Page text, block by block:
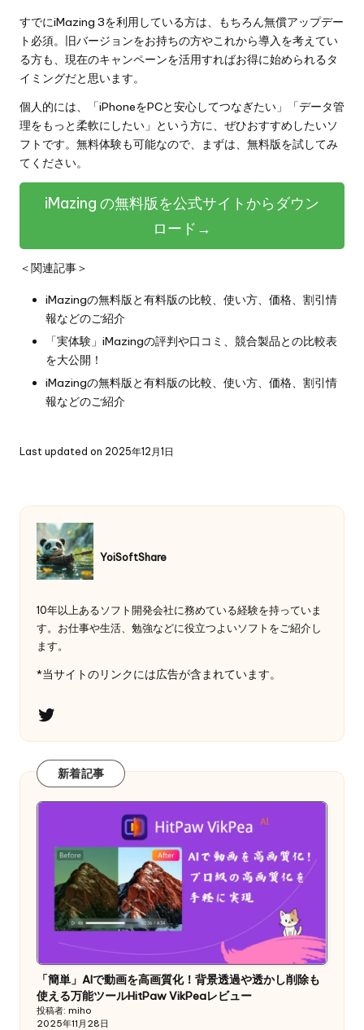
すでにiMazing 3を利用している方は、もちろん無償アップデー
ト必須。旧バージョンをお持ちの方やこれから導入を考えてい
る方も、現在のキャンペーンを活用すればお得に始められるタ
イミングだと思います。
個人的には、「iPhoneをPCと安心してつなぎたい」「データ管
理をもっと柔軟にしたい」という方に、ぜひおすすめしたいソ
フトです。無料体験も可能なので、まずは、無料版を試してみ
てください。
iMazing の無料版を公式サイトからダウン
ロード→
＜関連記事＞
iMazingの無料版と有料版の比較、使い方、価格、割引情
報などのご紹介
「実体験」iMazingの評判や口コミ、競合製品との比較表
を大公開！
iMazingの無料版と有料版の比較、使い方、価格、割引情
報などのご紹介
Last updated on 2025年12月1日
YoiSoftShare
10年以上あるソフト開発会社に務めている経験を持っていま
す。お仕事や生活、勉強などに役立つよいソフトをご紹介し
ます。
*当サイトのリンクには広告が含まれています。
Twitter
新着記事
「簡単」AIで動画を高画質化！背景透過や透かし削除も
使える万能ツールHitPaw VikPeaレビュー
投稿者: miho
2025年11月28日